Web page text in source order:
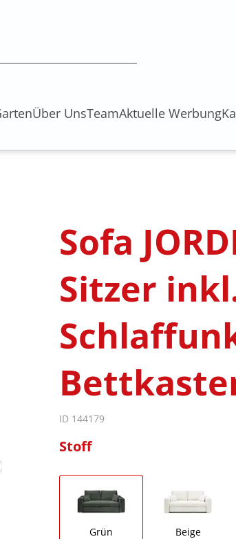
Über UnsTeamAktuelle Werbung
Sofa
Sitzer
ID 144179
Stoff
Grün Beige